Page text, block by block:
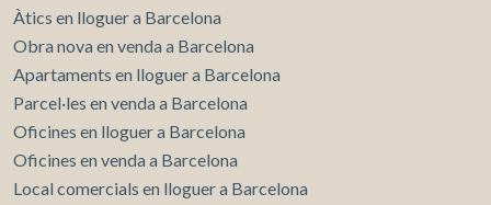
Àtics en lloguer a Barcelona
Obra nova en venda a Barcelona
Apartaments en lloguer a Barcelona
Parcel·les en venda a Barcelona
Oficines en lloguer a Barcelona
Oficines en venda a Barcelona
Local comercials en lloguer a Barcelona